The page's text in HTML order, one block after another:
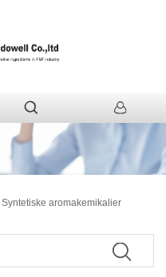
Syntetiske aromakemikalier